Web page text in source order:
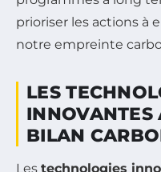
prioriser les actions à
notre empreinte
LES
INNOVANTES
BILAN
Les technologies